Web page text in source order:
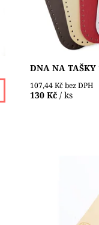
Dostupnost:
DNA NA TAŠKY
107,44 Kč bez DPH
130 Kč / ks
Hand Made
velikosti 90 x 20
useň,
Velice kvalitní.
upozorňuje,...